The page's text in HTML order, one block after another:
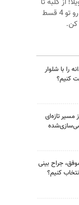
آپارتمان مبله رو تو 4 قسط
کن.
را با شلوار
کنیم؟
مسیر تازه‌ای
جراح بینی
کنیم؟